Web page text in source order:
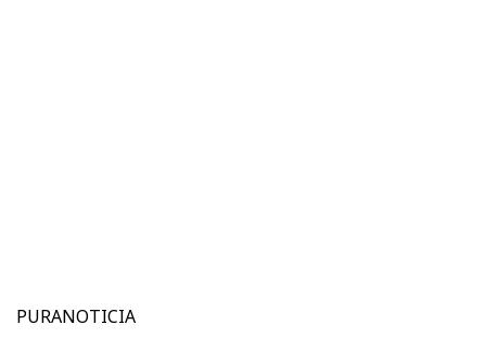
PURANOTICIA